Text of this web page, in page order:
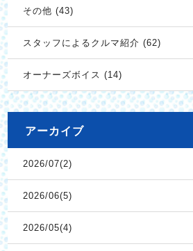
その他 (43)
スタッフによるクルマ紹介 (62)
オーナーズボイス (14)
アーカイブ
2026/07(2)
2026/06(5)
2026/05(4)